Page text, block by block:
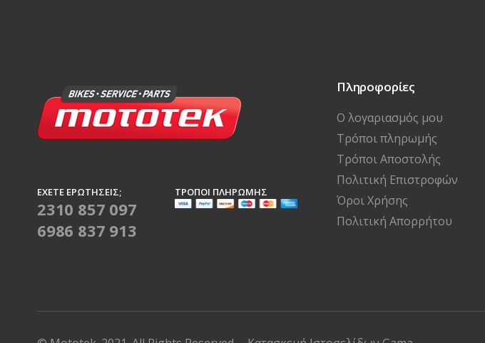
ΈΧΕΤΕ ΕΡΩΤΉΣΕΙΣ;
2310 857 097
6986 837 913
ΤΡΌΠΟΙ ΠΛΗΡΩΜΉΣ
Πληροφορίες
Ο λογαριασμός μου
Τρόποι πληρωμής
Τρόποι Αποστολής
Πολιτική Επιστροφών
Όροι Χρήσης
Πολιτική Απορρήτου